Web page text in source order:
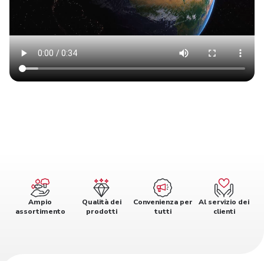
Ampio
assortimento
Qualità dei
prodotti
Convenienza per
tutti
Al servizio dei
clienti